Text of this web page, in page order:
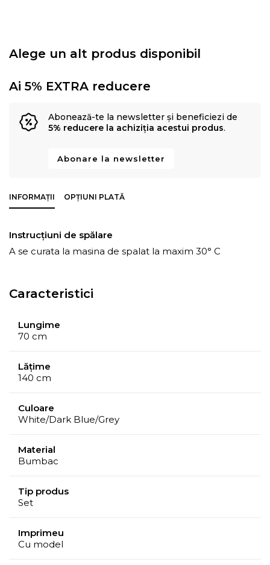
Alege un alt produs disponibil
Ai 5% EXTRA reducere
Abonează-te la newsletter și beneficiezi de
5% reducere la achiziția acestui produs.
Abonare la newsletter
INFORMAȚII OPȚIUNI PLATĂ
Instrucțiuni de spălare
A se curata la masina de spalat la maxim 30° C
Caracteristici
Lungime
70 cm
Lățime
140 cm
Culoare
White/Dark Blue/Grey
Material
Bumbac
Tip produs
Set
Imprimeu
Cu model